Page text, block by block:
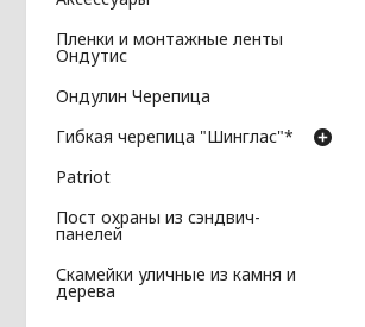
Пленки и монтажные ленты
Ондутис
Ондулин Черепица
Гибкая черепица "Шинглас"*
Patriot
Пост охраны из сэндвич-
панелей
Скамейки уличные из камня и
дерева